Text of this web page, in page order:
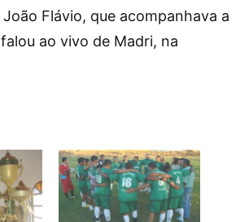
João Flávio, que acompanhava a
ao vivo de Madri, na